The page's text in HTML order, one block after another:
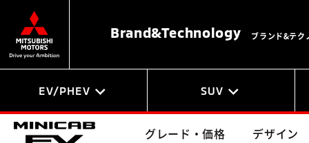
Brand&Technology ブランド&テク
EV/PHEV SUV
グレード・価格 デザイン